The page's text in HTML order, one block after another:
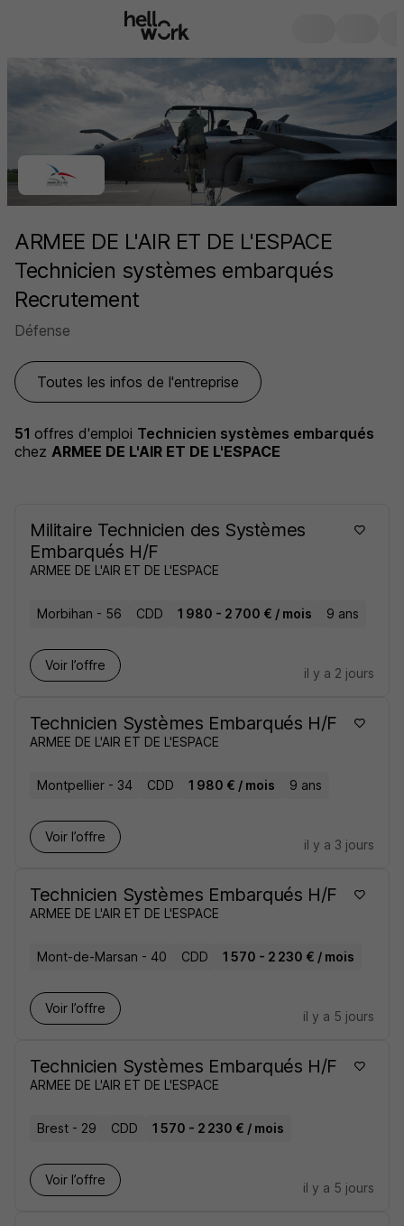
ARMEE DE L'AIR ET DE L'ESPACE
Technicien systèmes embarqués
Recrutement
Défense
Toutes les infos de l'entreprise
51 offres d'emploi Technicien systèmes embarqués
chez ARMEE DE L'AIR ET DE L'ESPACE
Militaire Technicien des Systèmes
Embarqués H/F
ARMEE DE L'AIR ET DE L'ESPACE
Morbihan - 56 CDD 1 980 - 2 700 € / mois 9 ans
Voir l’offre
il y a 2 jours
Technicien Systèmes Embarqués H/F
ARMEE DE L'AIR ET DE L'ESPACE
Montpellier - 34 CDD 1 980 € / mois 9 ans
Voir l’offre
il y a 3 jours
Technicien Systèmes Embarqués H/F
ARMEE DE L'AIR ET DE L'ESPACE
Mont-de-Marsan - 40 CDD 1 570 - 2 230 € / mois
Voir l’offre
il y a 5 jours
Technicien Systèmes Embarqués H/F
ARMEE DE L'AIR ET DE L'ESPACE
Brest - 29 CDD 1 570 - 2 230 € / mois
Voir l’offre
il y a 5 jours